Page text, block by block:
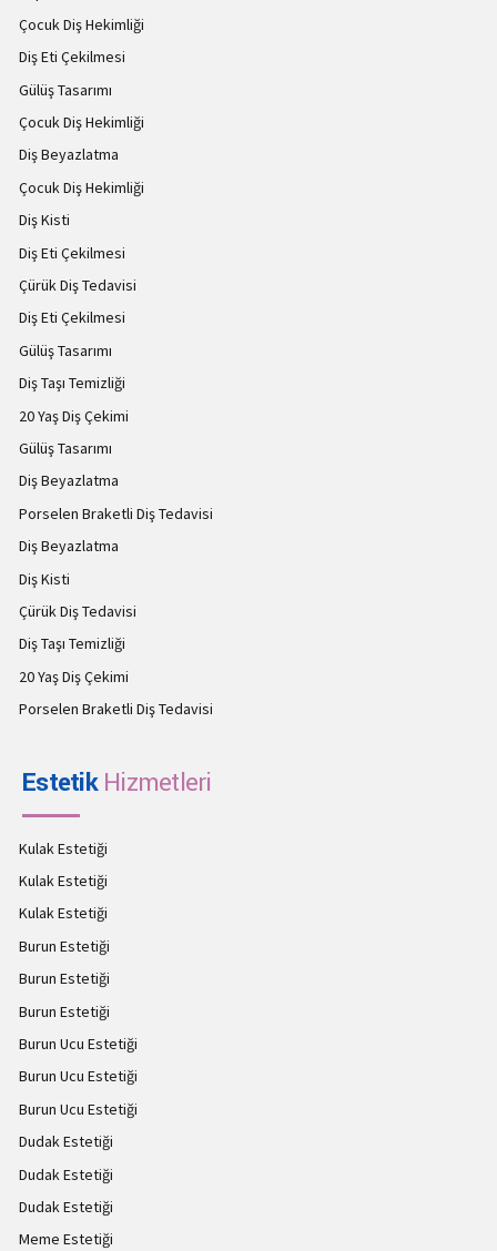
Çocuk Diş Hekimliği
Diş Eti Çekilmesi
Gülüş Tasarımı
Çocuk Diş Hekimliği
Diş Beyazlatma
Çocuk Diş Hekimliği
Diş Kisti
Diş Eti Çekilmesi
Çürük Diş Tedavisi
Diş Eti Çekilmesi
Gülüş Tasarımı
Diş Taşı Temizliği
20 Yaş Diş Çekimi
Gülüş Tasarımı
Diş Beyazlatma
Porselen Braketli Diş Tedavisi
Diş Beyazlatma
Diş Kisti
Çürük Diş Tedavisi
Diş Taşı Temizliği
20 Yaş Diş Çekimi
Porselen Braketli Diş Tedavisi
Estetik Hizmetleri
Kulak Estetiği
Kulak Estetiği
Kulak Estetiği
Burun Estetiği
Burun Estetiği
Burun Estetiği
Burun Ucu Estetiği
Burun Ucu Estetiği
Burun Ucu Estetiği
Dudak Estetiği
Dudak Estetiği
Dudak Estetiği
Meme Estetiği